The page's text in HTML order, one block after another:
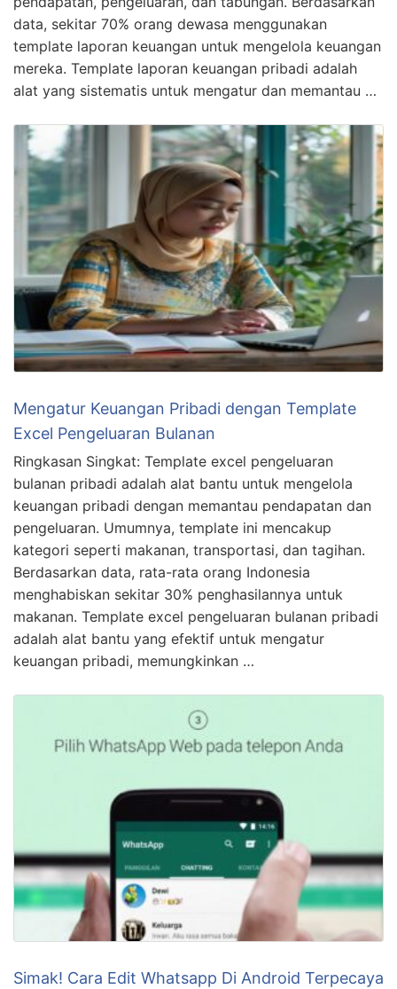
data, sekitar 70% orang dewasa menggunakan
template laporan keuangan untuk mengelola keuangan
mereka. Template laporan keuangan pribadi adalah
alat yang sistematis untuk mengatur dan memantau …
Mengatur Keuangan Pribadi dengan Template
Excel Pengeluaran Bulanan
Ringkasan Singkat: Template excel pengeluaran
bulanan pribadi adalah alat bantu untuk mengelola
keuangan pribadi dengan memantau pendapatan dan
pengeluaran. Umumnya, template ini mencakup
kategori seperti makanan, transportasi, dan tagihan.
Berdasarkan data, rata-rata orang Indonesia
menghabiskan sekitar 30% penghasilannya untuk
makanan. Template excel pengeluaran bulanan pribadi
adalah alat bantu yang efektif untuk mengatur
keuangan pribadi, memungkinkan …
Simak! Cara Edit Whatsapp Di Android Terpecaya